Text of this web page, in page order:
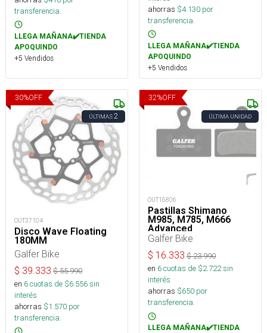
transferencia.
LLEGA MAÑANA✔️TIENDA
APOQUINDO
+5 Vendidos
ahorras $4.130 por
transferencia.
LLEGA MAÑANA✔️TIENDA
APOQUINDO
+5 Vendidos
30%OFF
ÚLTIMAS2
OUT37104
Disco Wave Floating
180MM
Galfer Bike
$ 39.333 $55.990
en 6cuotas de $6.556sin
interés
ahorras $1.570 por
transferencia.
32%OFF
ÚLTIMA UNIDAD
OUT16806
Pastillas Shimano
M985, M785, M666
Advanced
Galfer Bike
$ 16.333 $23.990
en 6cuotas de $2.722sin
interés
ahorras $650 por
transferencia.
LLEGA MAÑANA✔️TIENDA